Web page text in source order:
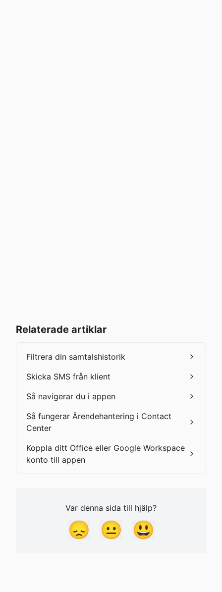
Relaterade artiklar
Filtrera din samtalshistorik
Skicka SMS från klient
Så navigerar du i appen
Så fungerar Ärendehantering i Contact
Center
Koppla ditt Office eller Google Workspace
konto till appen
Var denna sida till hjälp?
😞 😐 😃